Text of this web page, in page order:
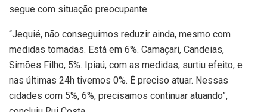
segue com situação preocupante.
“Jequié, não conseguimos reduzir ainda, mesmo com
medidas tomadas. Está em 6%. Camaçari, Candeias,
Simões Filho, 5%. Ipiaú, com as medidas, surtiu efeito, e
nas últimas 24h tivemos 0%. É preciso atuar. Nessas
cidades com 5%, 6%, precisamos continuar atuando”,